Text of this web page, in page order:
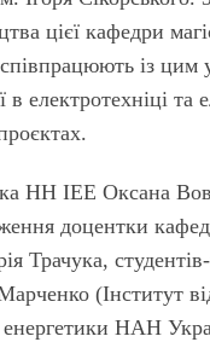
цієї кафедри
із цим
електротехніці та
НН ІЕЕ Оксана
доцентки
студентів-
(Інститут
енергетики НАН